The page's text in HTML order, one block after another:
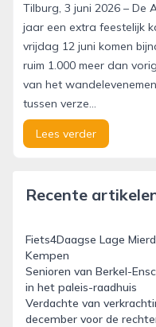
Tilburg, 3 juni 2026 – De
jaar een extra feestelijk
vrijdag 12 juni komen
ruim 1.000 meer dan
van het
tussen verze...
Lees verder
Recente
Fiets4Daagse Lage
Kempen
Senioren van Berkel-
in het paleis-raadhuis
Verdachte van
december voor de